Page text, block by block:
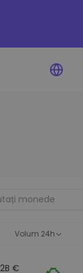
Volum 24h
€